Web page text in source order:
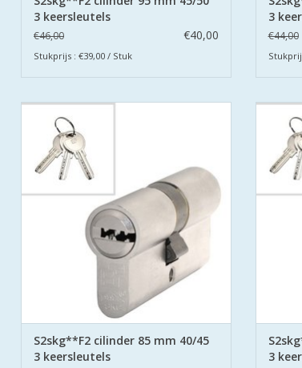
3 keersleutels
€46,00 €40,00
Stukprijs : €39,00 / Stuk
3
€44,00
gecertificeerd volgens Politie Keurmerk
De cilinders zijn uitgevoerd met
boorbeveiliging aan beide zijden.
TOEVOEGEN AAN WINKELWAGEN
S2skg**F2 cilinder 85 mm 40/45
3 keersleutels
3